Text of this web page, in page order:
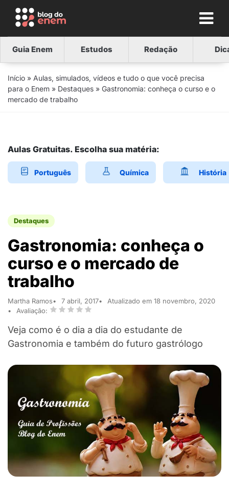
Guia Enem Estudos Redação
Início » Aulas, simulados, vídeos e tudo o que você precisa
para o Enem » Destaques » Gastronomia: conheça o curso e o
mercado de trabalho
Aulas Gratuitas. Escolha sua matéria:
Português Química História
Destaques
Gastronomia: conheça o
curso e o mercado de
trabalho
Martha Ramos 7 abril, 2017
Atualizado em 18 novembro, 2020
Avaliação:
Veja como é o dia a dia do estudante de
Gastronomia e também do futuro gastrólogo